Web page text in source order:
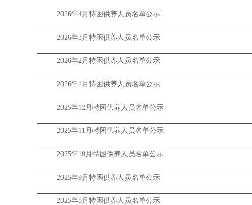
2026年4月特困供养人员名单公示
2026年3月特困供养人员名单公示
2026年2月特困供养人员名单公示
2026年1月特困供养人员名单公示
2025年12月特困供养人员名单公示
2025年11月特困供养人员名单公示
2025年10月特困供养人员名单公示
2025年9月特困供养人员名单公示
2025年8月特困供养人员名单公示